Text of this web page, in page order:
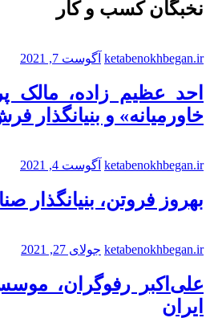
نخبگان کسب و کار
ketabenokhbegan.ir آگوست 7, 2021
احد عظیم زاده، مالک
خاورمیانه» و بنیانگذار
ketabenokhbegan.ir آگوست 4, 2021
بهروز فروتن، بنیانگذار
ketabenokhbegan.ir جولای 27, 2021
علی‌اکبر رفوگران،
ایران